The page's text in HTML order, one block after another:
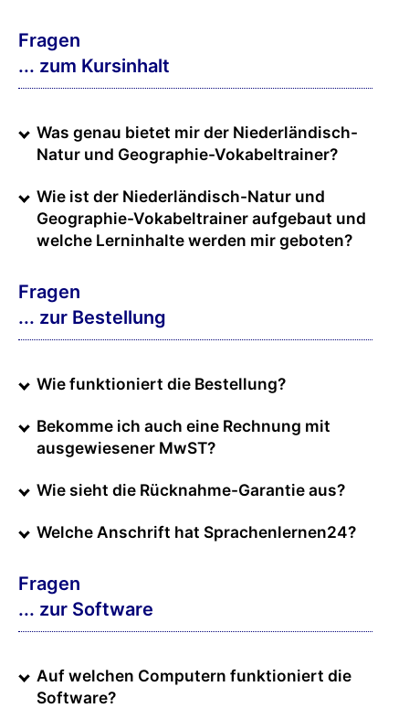
Fragen
... zum Kursinhalt
Was genau bietet mir der Niederländisch-
Natur und Geographie-Vokabeltrainer?
Wie ist der Niederländisch-Natur und
Geographie-Vokabeltrainer aufgebaut und
welche Lerninhalte werden mir geboten?
Fragen
... zur Bestellung
Wie funktioniert die Bestellung?
Bekomme ich auch eine Rechnung mit
ausgewiesener MwST?
Wie sieht die Rücknahme-Garantie aus?
Welche Anschrift hat Sprachenlernen24?
Fragen
... zur Software
Auf welchen Computern funktioniert die
Software?